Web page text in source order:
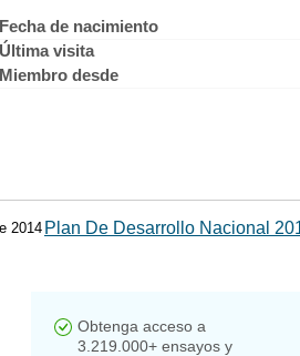
Fecha de nacimiento
Última visita
Miembro desde
2014 Plan De Desarrollo Nacional
Obtenga acceso a
3.219.000+ ensayos y